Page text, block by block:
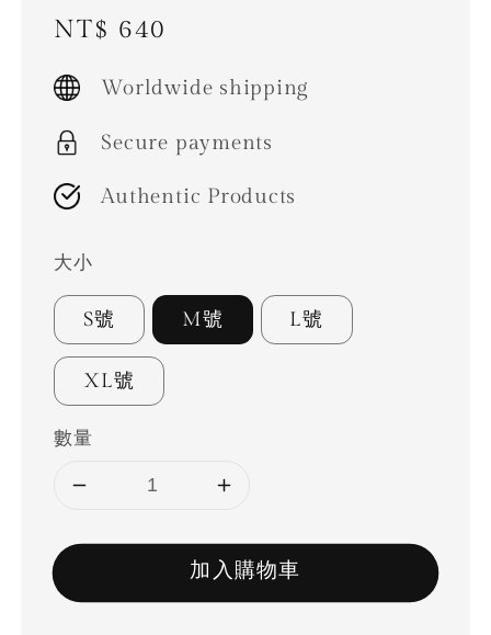
Regular
price
NT$ 640
Worldwide shipping
Secure payments
Authentic Products
大小
S號 M號 L號
XL號
數量
加入購物車